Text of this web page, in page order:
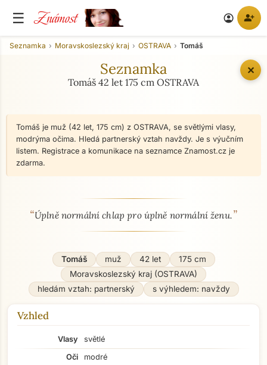
☰ Známost account_circle person_add
✕
Seznamka Moravskoslezský kraj OSTRAVA Tomáš
Seznamka
Tomáš 42 let 175 cm OSTRAVA
Tomáš je muž (42 let, 175 cm) z OSTRAVA, se světlými vlasy,
modrýma očima. Hledá partnerský vztah navždy. Je s výučním
listem. Registrace a komunikace na seznamce Znamost.cz je
zdarma.
O mně - seznamka profil
“Úplně normální chlap pro úplně normální ženu.”
Tomáš muž 42 let
175 cm
Moravskoslezský kraj (OSTRAVA)
hledám vztah: partnerský
s výhledem: navždy
Vzhled
Vlasy
světlé
Oči
modré